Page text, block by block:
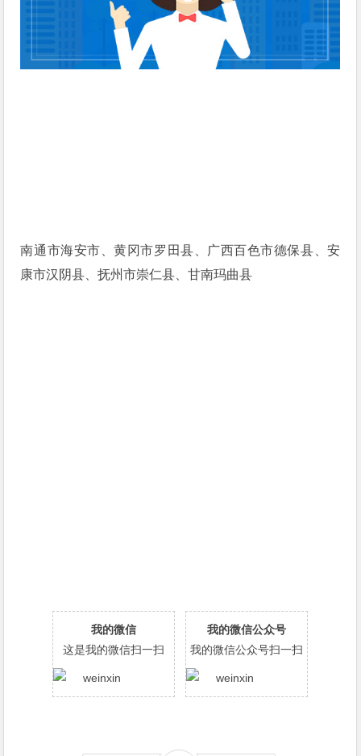
南通市海安市、黄冈市罗田县、广西百色市德保县、安
康市汉阴县、抚州市崇仁县、甘南玛曲县
我的微信
这是我的微信扫一扫
我的微信公众号
我的微信公众号扫一扫